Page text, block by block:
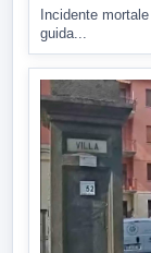
Incidente
guida...